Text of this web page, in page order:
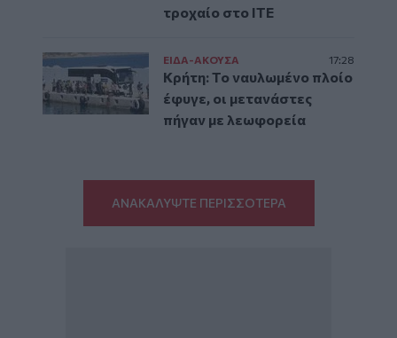
τροχαίο στο ΙΤΕ
ΕΙΔΑ-ΑΚΟΥΣΑ 17:28
Κρήτη: Το ναυλωμένο πλοίο
έφυγε, οι μετανάστες
πήγαν με λεωφορεία
ΑΝΑΚΑΛΥΨΤΕ ΠΕΡΙΣΣΟΤΕΡΑ